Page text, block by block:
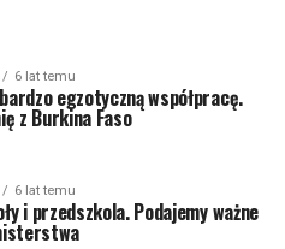
6 lat temu
egzotyczną współpracę.
z Burkina Faso
6 lat temu
i przedszkola. Podajemy ważne